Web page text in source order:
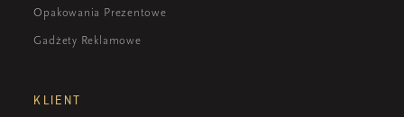
Opakowania Prezentowe
Gadżety Reklamowe
KLIENT